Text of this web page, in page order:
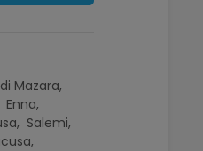
Mazara,
Enna,
Salemi,